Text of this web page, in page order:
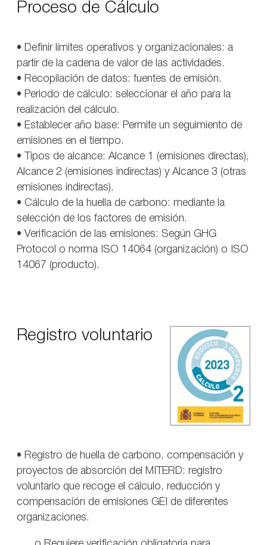
Proceso de Cálculo
• Definir límites operativos y organizacionales: a
partir de la cadena de valor de las actividades.
• Recopilación de datos: fuentes de emisión.
• Periodo de cálculo: seleccionar el año para la
realización del cálculo.
• Establecer año base: Permite un seguimiento de
emisiones en el tiempo.
• Tipos de alcance: Alcance 1 (emisiones directas),
Alcance 2 (emisiones indirectas) y Alcance 3 (otras
emisiones indirectas).
• Cálculo de la huella de carbono: mediante la
selección de los factores de emisión.
• Verificación de las emisiones: Según GHG
Protocol o norma ISO 14064 (organización) o ISO
14067 (producto).
Registro voluntario
• Registro de huella de carbono, compensación y
proyectos de absorción del MITERD: registro
voluntario que recoge el cálculo, reducción y
compensación de emisiones GEI de diferentes
organizaciones.